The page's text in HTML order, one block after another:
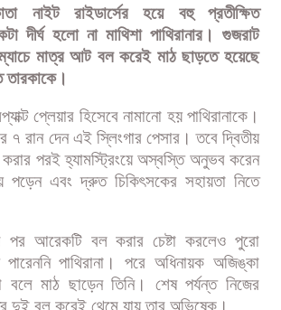
অভিষেক ম্যাচই শেষ পাথিরানার
অভিষেক ম্যাচই শেষ পাথিরানার
এর খবর পড়তেফলোকরুন
নাইট রাইডার্সের হয়ে বহু প্রতীক্ষিত
দীর্ঘ হলো না মাথিশা পাথিরানার। গুজরাট
ম্যাচে মাত্র আট বল করেই মাঠ ছাড়তে হয়েছে
তারকাকে।
প্লেয়ার হিসেবে নামানো হয় পাথিরানাকে।